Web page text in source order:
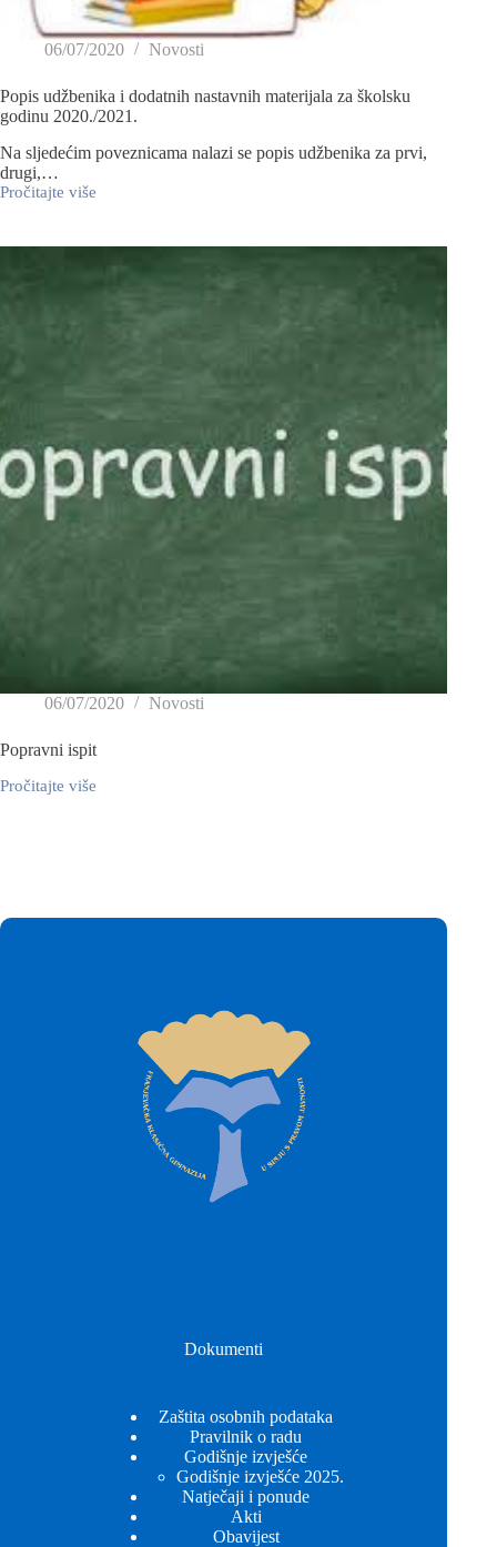
06/07/2020 Novosti
Popis udžbenika i dodatnih nastavnih materijala za školsku
godinu 2020./2021.
Na sljedećim poveznicama nalazi se popis udžbenika za prvi,
drugi,…
Pročitajte više
06/07/2020 Novosti
Popravni ispit
Pročitajte više
Dokumenti
Zaštita osobnih podataka
Pravilnik o radu
Godišnje izvješće
Godišnje izvješće 2025.
Natječaji i ponude
Akti
Obavijest